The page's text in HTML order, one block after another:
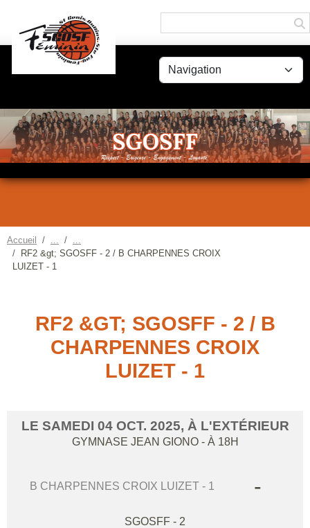
Accueil
RF2 &gt; SGOSFF - 2 / B CHARPENNES CROIX
LUIZET - 1
RF2 &GT; SGOSFF - 2 / B
CHARPENNES CROIX
LUIZET - 1
LE SAMEDI 04 OCT. 2025, À L'EXTÉRIEUR
GYMNASE JEAN GIONO - À 18H
B CHARPENNES CROIX LUIZET - 1 -
SGOSFF - 2